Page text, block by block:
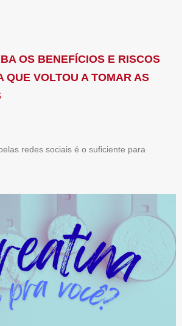
OS BENEFÍCIOS E RISCOS
QUE VOLTOU A TOMAR AS
redes sociais é o suficiente para